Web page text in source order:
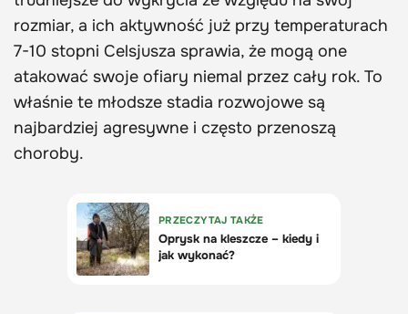
rozmiar, a ich aktywność już przy temperaturach
7-10 stopni Celsjusza sprawia, że mogą one
atakować swoje ofiary niemal przez cały rok. To
właśnie te młodsze stadia rozwojowe są
najbardziej agresywne i często przenoszą
choroby.